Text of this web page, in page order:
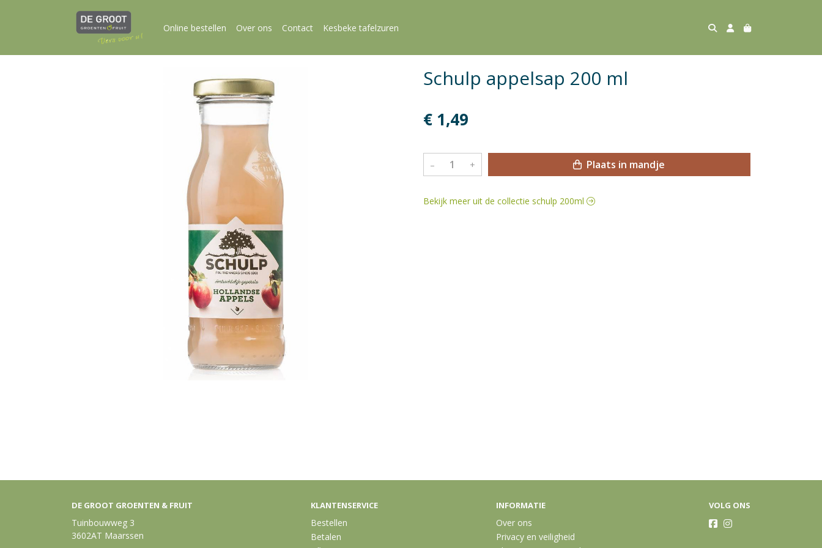
Online bestellen Over ons Contact Kesbeke tafelzuren
Schulp appelsap 200 ml
€ 1,49
– + Plaats in mandje
Bekijk meer uit de collectie schulp 200ml
DE GROOT GROENTEN & FRUIT
Tuinbouwweg 3
3602AT Maarssen
KLANTENSERVICE
Bestellen
Betalen
INFORMATIE
Over ons
Privacy en veiligheid
VOLG ONS